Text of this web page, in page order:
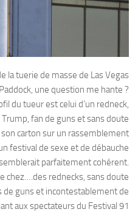
la tuerie de masse de Las Vegas
une question me hante ?
du tueur est celui d’un redneck,
fan de guns et sans doute
carton sur un rassemblement
festival de sexe et de débauche
parfaitement cohérent.
chez….des rednecks, sans doute
de guns et incontestablement de
aux spectateurs du Festival 91